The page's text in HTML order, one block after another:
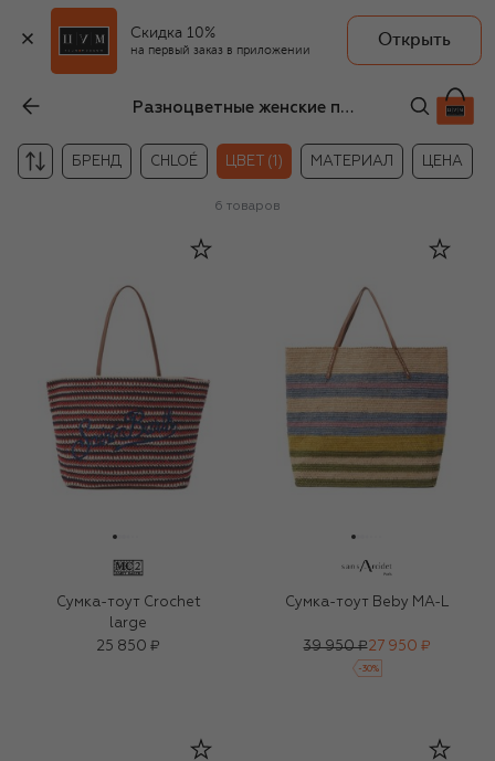
Скидка 10%
на первый заказ в приложении
Открыть
Разноцветные женские пляжные сумки
БРЕНД CHLOÉ ЦВЕТ (1) МАТЕРИАЛ ЦЕНА
6 товаров
Сумка-тоут Crochet
large
25 850 ₽
Сумка-тоут Beby MA-L
39 950 ₽27 950 ₽
-30%